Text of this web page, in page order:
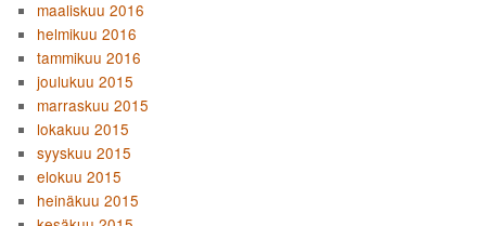
maaliskuu 2016
helmikuu 2016
tammikuu 2016
joulukuu 2015
marraskuu 2015
lokakuu 2015
syyskuu 2015
elokuu 2015
heinäkuu 2015